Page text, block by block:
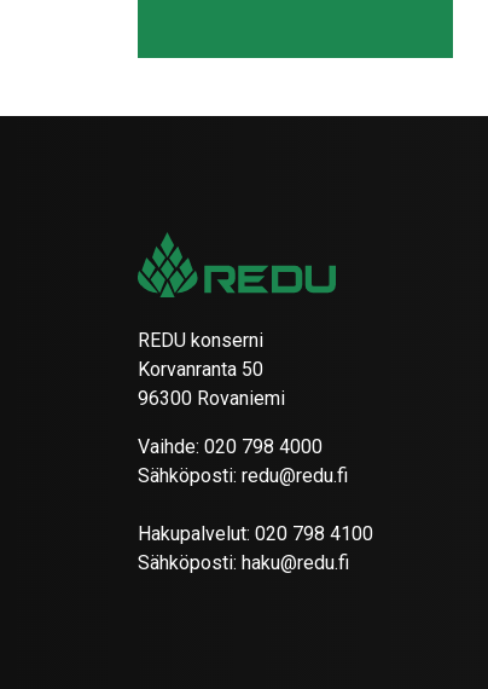
REDU konserni
Korvanranta 50
96300 Rovaniemi
Vaihde: 020 798 4000
Sähköposti: redu@redu.fi
Hakupalvelut: 020 798 4100
Sähköposti: haku@redu.fi